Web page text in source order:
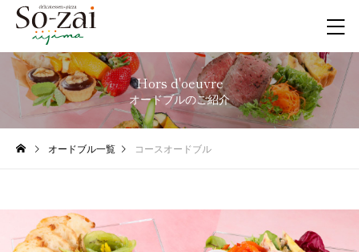
Hors d'oeuvre
オードブルのご紹介
オードブル一覧 コースオードブル